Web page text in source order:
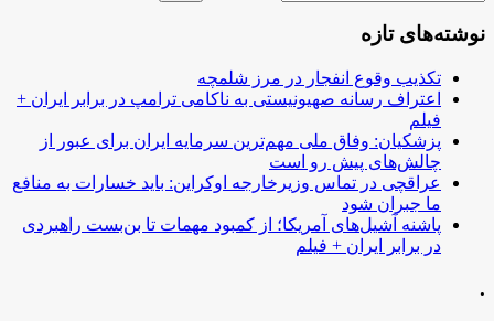
نوشته‌های تازه
تکذیب وقوع انفجار در مرز شلمچه
اعتراف رسانه صهیونیستی به ناکامی ترامپ در برابر ایران +
فیلم
پزشکیان: وفاق ملی مهم‌ترین سرمایه ایران برای عبور از
چالش‌های پیش رو است
عراقچی در تماس وزیرخارجه اوکراین: باید خسارات به منافع
ما جبران شود
پاشنه آشیل‌های آمریکا؛ از کمبود مهمات تا بن‌بست راهبردی
در برابر ایران + فیلم
.